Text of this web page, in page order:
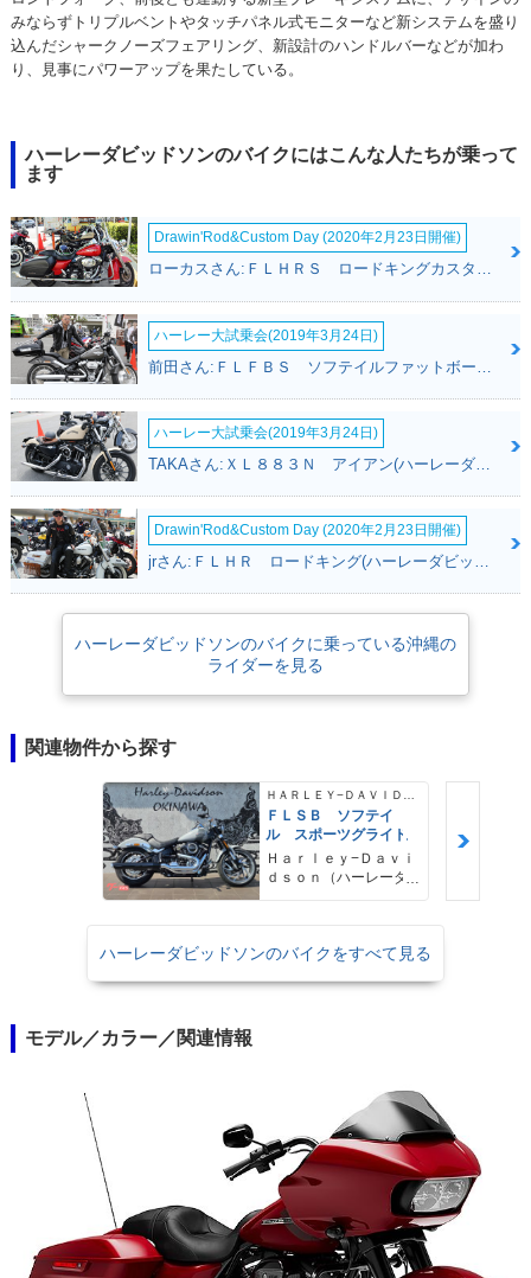
みならずトリプルベントやタッチパネル式モニターなど新システムを盛り
込んだシャークノーズフェアリング、新設計のハンドルバーなどが加わ
り、見事にパワーアップを果たしている。
ハーレーダビッドソンのバイクにはこんな人たちが乗って
ます
Drawin'Rod&Custom Day (2020年2月23日開催)
ローカスさん:ＦＬＨＲＳ ロードキングカスタム(ハーレーダビッドソン)
ハーレー大試乗会(2019年3月24日)
ハーレー大試乗会(2019年3月24日)
Drawin'Rod&Custom Day (2020年2月23日開催)
ハーレーダビッドソンのバイクに乗っている沖縄の
ライダーを見る
関連物件から探す
ＦＬＳＢ ソフテイ
ル スポーツグライド
Ｈａｒｌｅｙ−Ｄａｖｉ
ｄｓｏｎ（ハーレーダ
ハーレーダビッドソンのバイクをすべて見る
モデル／カラー／関連情報